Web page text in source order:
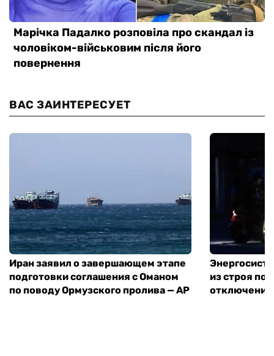
ВАС ЗАИНТЕРЕСУЕТ
Иран заявил о завершающем этапе
подготовки соглашения с Оманом
по поводу Ормузского пролива — AP
из строя
отключения